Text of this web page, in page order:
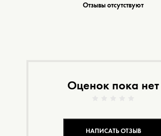
Отзывы отсутствуют
Оценок пока нет
НАПИСАТЬ ОТЗЫВ